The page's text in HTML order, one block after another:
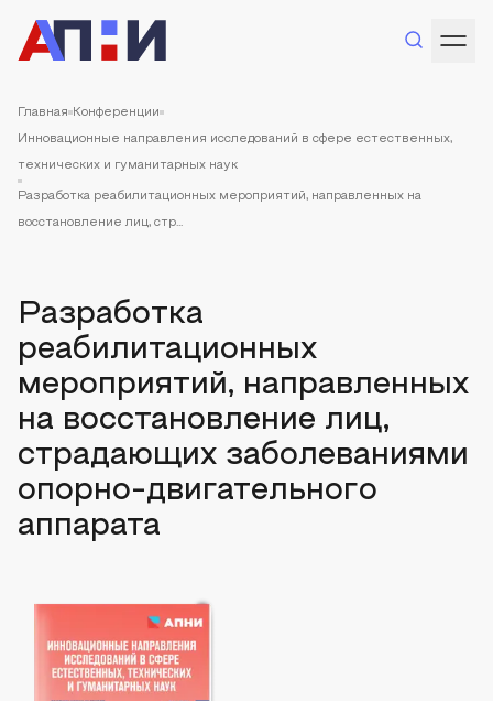
Главная Конференции
Инновационные направления исследований в сфере естественных,
технических и гуманитарных наук
Разработка реабилитационных мероприятий, направленных на
восстановление лиц, стр...
Разработка
реабилитационных
мероприятий, направленных
на восстановление лиц,
страдающих заболеваниями
опорно-двигательного
аппарата